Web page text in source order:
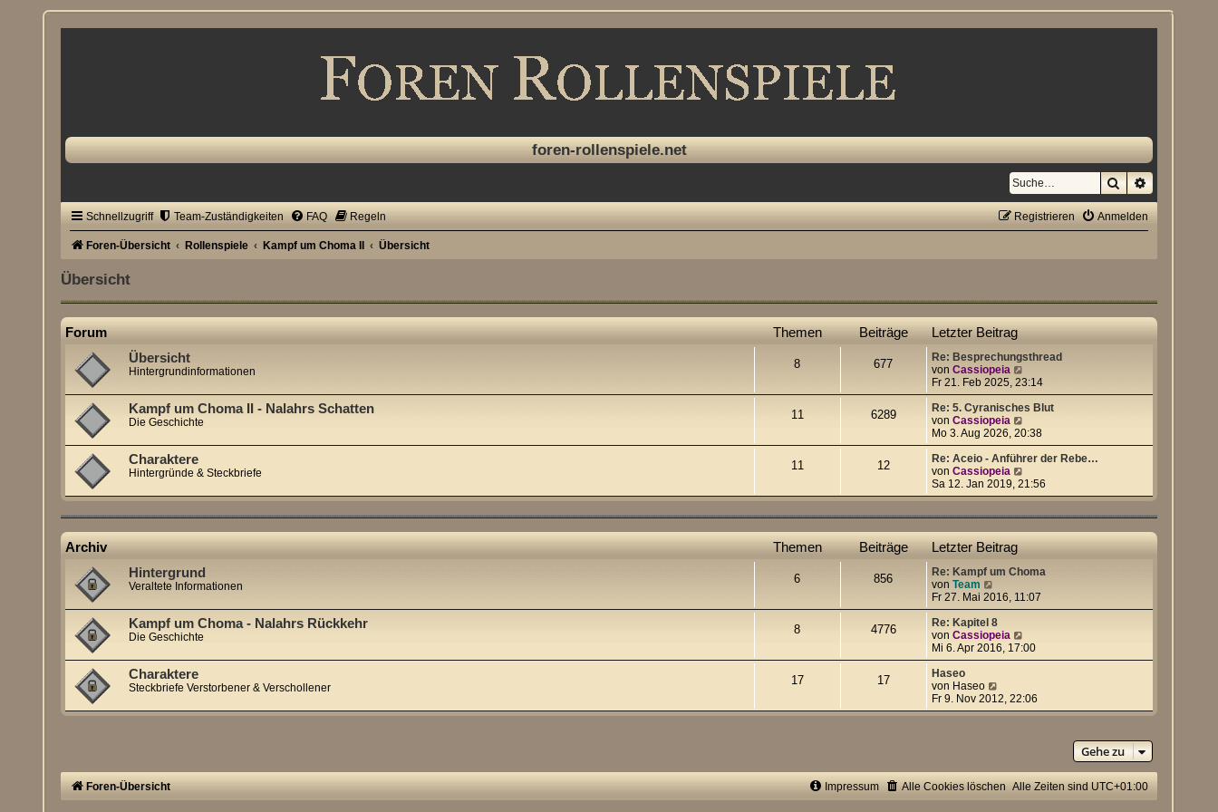
foren-rollenspiele.net
SucheErweiterte
Schnellzugriff Team-Zuständigkeiten FAQ Regeln Anmelden
Registrieren
Foren-Übersicht Rollenspiele Kampf um Choma II Übersicht
Übersicht
Forum Themen Beiträge Letzter Beitrag
Übersicht
Hintergrundinformationen
8 677
Re: Besprechungsthread
von Cassiopeia
e
u
e
t
e
r
e
i
r
a
Fr 21. Feb 2025, 23:14
Kampf um Choma II - Nalahrs Schatten
Die Geschichte
11 6289
Re: 5. Cyranisches Blut
von Cassiopeia
e
u
e
t
e
B
e
r
g
Mo 3. Aug 2026, 20:38
Charaktere
Hintergründe & Steckbriefe
11 12
Re: Aceio - Anführer der Rebe…
von Cassiopeia
e
u
s
t
B
i
t
g
Sa 12. Jan 2019, 21:56
Archiv Themen Beiträge Letzter Beitrag
Hintergrund
Veraltete Informationen
6 856
Re: Kampf um Choma
von Team
e
u
e
s
t
e
B
e
i
Fr 27. Mai 2016, 11:07
Kampf um Choma - Nalahrs Rückkehr
Die Geschichte
8 4776
Re: Kapitel 8
von Cassiopeia
e
u
t
e
t
r
a
Mi 6. Apr 2016, 17:00
Charaktere
Steckbriefe Verstorbener & Verschollener
17 17
Haseo
von Haseo
e
u
r
B
e
Fr 9. Nov 2012, 22:06
Gehe zu
Foren-Übersicht Alle Zeiten sind UTC+01:00
Alle Cookies löschen
Impressum